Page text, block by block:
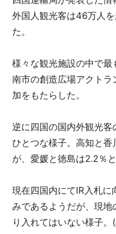
外国人観光客は46万人
た。
様々な観光施設の中で
南市の創造広場アクト
加をもたらした。
逆に四国の国内外観光客
ひとつな様子。高知と香
が、愛媛と徳島は2.2％
現在四国内にてIR入札
みであるようだが、現
り入れてはいない様子